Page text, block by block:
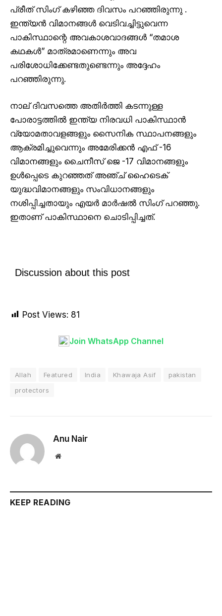
പ്രീത് സിംഗ് കഴിഞ്ഞ ദിവസം പറഞ്ഞിരുന്നു .
ഇന്ത്യൻ വിമാനങ്ങൾ വെടിവച്ചിട്ടുവെന്ന
പാകിസ്ഥാന്റെ അവകാശവാദങ്ങൾ “തമാശ
കഥകൾ” മാത്രമാണെന്നും അവ
പരിശോധിക്കേണ്ടതുണ്ടെന്നും അദ്ദേഹം
പറഞ്ഞിരുന്നു.
നാല് ദിവസത്തെ അതിർത്തി കടന്നുള്ള
പോരാട്ടത്തിൽ ഇന്ത്യ നിരവധി പാകിസ്ഥാൻ
വ്യോമതാവളങ്ങളും സൈനിക സ്ഥാപനങ്ങളും
ആക്രമിച്ചുവെന്നും അമേരിക്കൻ എഫ് -16
വിമാനങ്ങളും ചൈനീസ് ജെ -17 വിമാനങ്ങളും
ഉൾപ്പെടെ കുറഞ്ഞത് അഞ്ച് ഹൈടെക്
യുദ്ധവിമാനങ്ങളും സംവിധാനങ്ങളും
നശിപ്പിച്ചതായും എയർ മാർഷൽ സിംഗ് പറഞ്ഞു.
ഇതാണ് പാകിസ്ഥാനെ ചൊടിപ്പിച്ചത്.
Discussion about this post
Post Views: 81
Join WhatsApp Channel
Allah Featured India Khawaja Asif
pakistan
protectors
Anu Nair
Website
KEEP READING